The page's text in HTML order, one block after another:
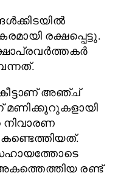
രക്ഷപ്പെട്ടു.
അഞ്ച്
മണിക്കൂറുകളായി
നിവാരണ
രണ്ട്